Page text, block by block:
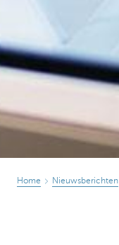
Home Nieuwsberichten